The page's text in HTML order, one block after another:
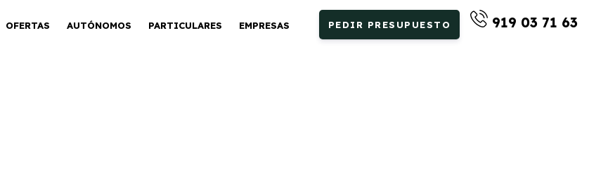
OFERTAS AUTÓNOMOS PARTICULARES EMPRESAS PEDIR PRESUPUESTO 919 03 71 63